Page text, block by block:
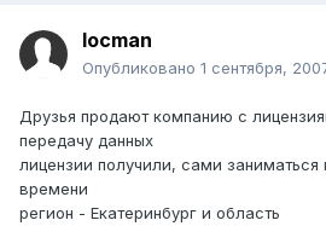
locman
Опубликовано 1 сентября,
Друзья продают компанию с
передачу данных
лицензии получили, сами заниматься
времени
регион - Екатеринбург и область